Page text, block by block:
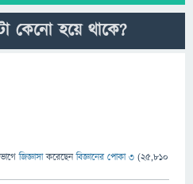
কেনো হয়ে থাকে?
জিজ্ঞাসাকরেছেনবিজ্ঞানের পোকা ৩ (25,810